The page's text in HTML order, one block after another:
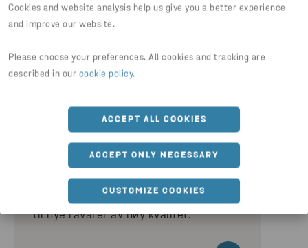
Cookies and website analysis help us give you a better experience
and improve our website.
Please choose your preferences. All cookies and tracking are
described in our cookie policy.
ACCEPT ALL COOKIES
ACCEPT ONLY NECESSARY
CUSTOMIZE COOKIES
BATTERIER
litium-ion-batterier og
produksjonsavfall fra batterifabrikker
og transporterer det trygt til våre
sertifiserte gjenvinningsanlegg.
Batterier som ikke kan gjenbrukes og
eventuelt produksjonsavfall gjenvinnes
til nye råvarer av høy kvalitet.